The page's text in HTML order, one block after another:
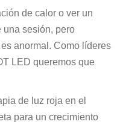
de calor o ver un
una sesión, pero
anormal. Como líderes
LED queremos que